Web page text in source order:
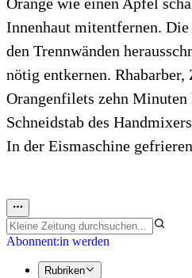
Innenhaut mitentfernen.
den Trennwänden
nötig entkernen. Rhabarber,
Orangenfilets zehn Minuten
Schneidstab des
In der Eismaschine
Abonnent:in werden
Rubriken